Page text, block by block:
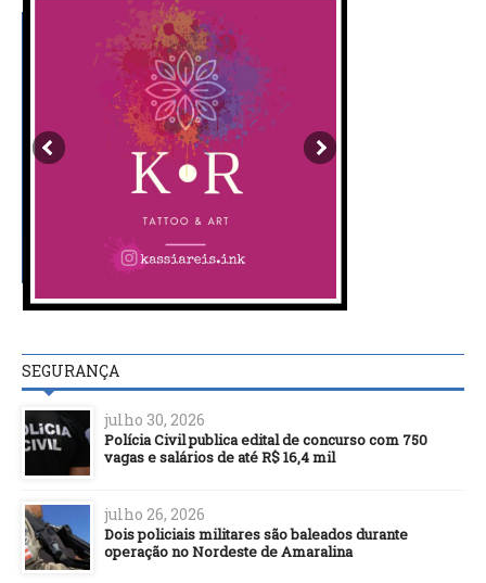
SEGURANÇA
julho 30, 2026
Polícia Civil publica edital de concurso com 750
vagas e salários de até R$ 16,4 mil
julho 26, 2026
Dois policiais militares são baleados durante
operação no Nordeste de Amaralina